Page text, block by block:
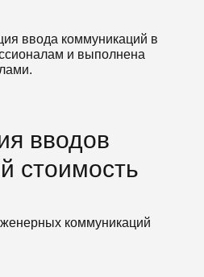
ввода коммуникаций в
и выполнена
вводов
стоимость
коммуникаций